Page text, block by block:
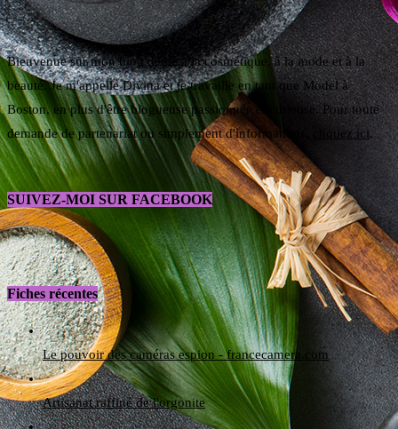
Bienvenue sur mon blog dédié à la cosmétique, à la mode et à la
beauté. Je m'appelle Divina et je travaille en tant que Model à
Boston, en plus d'être blogueuse passionnée et curieuse. Pour toute
demande de partenariat ou simplement d'informations,
cliquez ici.
SUIVEZ-MOI SUR FACEBOOK
Fiches récentes
Le pouvoir des caméras espion - francecamera.com
Artisanat raffiné de l'orgonite